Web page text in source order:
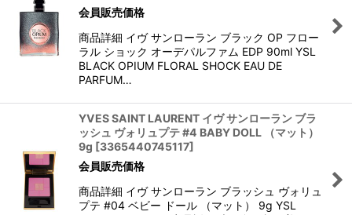
会員販売価格
商品詳細 イヴ サンローラン ブラック OP フロー
ラル ショック オーデパルファム EDP 90ml YSL
BLACK OPIUM FLORAL SHOCK EAU DE
PARFUM…
YVES SAINT LAURENT イヴ サンローラン ブラ
ッシュ ヴォリュプテ #4 BABY DOLL （マット）
9g [3365440745117]
会員販売価格
商品詳細 イヴ サンローラン ブラッシュ ヴォリュ
プテ #04 ベビー ドール （マット） 9g YSL